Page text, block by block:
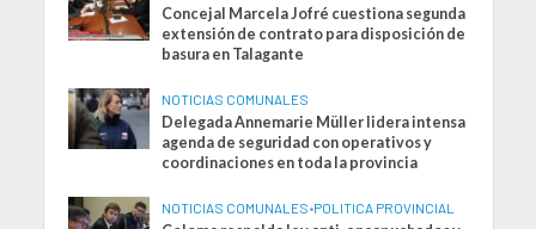
Concejal Marcela Jofré cuestiona segunda
extensión de contrato para disposición de
basura en Talagante
NOTICIAS COMUNALES
Delegada Annemarie Müller lidera intensa
agenda de seguridad con operativos y
coordinaciones en toda la provincia
NOTICIAS COMUNALES•POLITICA PROVINCIAL